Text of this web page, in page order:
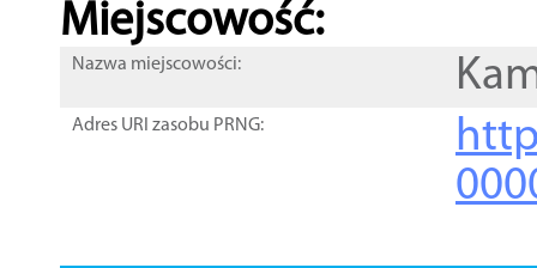
Miejscowość:
Nazwa miejscowości:
Adres URI zasobu PRNG: